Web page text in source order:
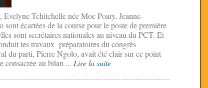
Tchitchelle née Moe Poaty, Jeanne-
écartées de la course pour le poste de première
sont secrétaires nationales au niveau du PCT. Et
les travaux préparatoires du congrès
du parti, Pierre Ngolo, avait été clair sur ce point
consacrée au bilan ... Lire la suite